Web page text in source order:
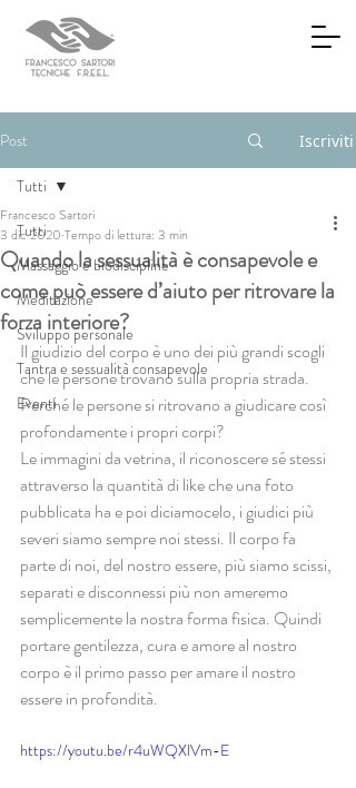
Post Iscriviti
Tutti
Massaggio e biodiscipline
Meditazione
Sviluppo personale
Tantra e sessualità consapevole
Eventi
Tutti
Quando la sessualità è consapevole e
come può essere d’aiuto per ritrovare la
forza interiore?
Francesco Sartori
3 dic 2020 Tempo di lettura: 3 min
Il giudizio del corpo è uno dei più grandi scogli
che le persone trovano sulla propria strada.
Perché le persone si ritrovano a giudicare così
profondamente i propri corpi?
Le immagini da vetrina, il riconoscere sé stessi
attraverso la quantità di like che una foto
pubblicata ha e poi diciamocelo, i giudici più
severi siamo sempre noi stessi. Il corpo fa
parte di noi, del nostro essere, più siamo scissi,
separati e disconnessi più non ameremo
semplicemente la nostra forma fisica. Quindi
portare gentilezza, cura e amore al nostro
corpo è il primo passo per amare il nostro
essere in profondità.
https://youtu.be/r4uWQXlVm-E